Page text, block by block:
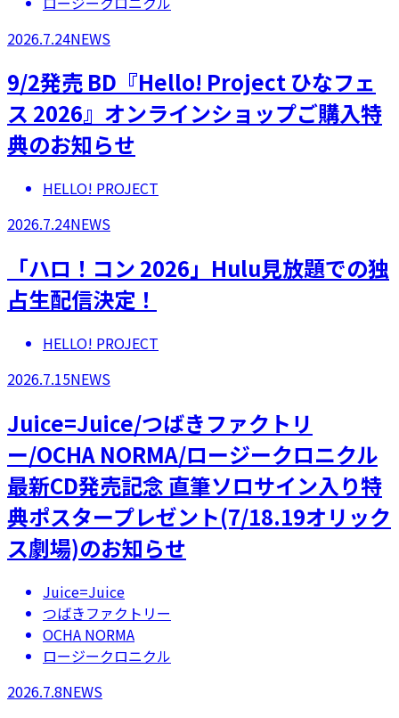
2026.7.24NEWS
9/2発売 BD『Hello! Project ひなフェ
ス 2026』オンラインショップご購入特
典のお知らせ
HELLO! PROJECT
2026.7.24NEWS
「ハロ！コン 2026」Hulu見放題での独
占生配信決定！
HELLO! PROJECT
2026.7.15NEWS
Juice=Juice/つばきファクトリ
ー/OCHA NORMA/ロージークロニクル
最新CD発売記念 直筆ソロサイン入り特
典ポスタープレゼント(7/18.19オリック
ス劇場)のお知らせ
Juice=Juice
つばきファクトリー
OCHA NORMA
ロージークロニクル
2026.7.8NEWS